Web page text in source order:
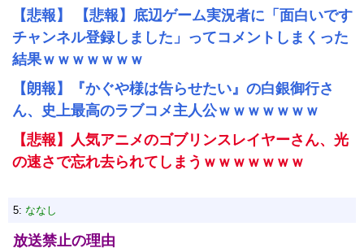
【悲報】 【悲報】底辺ゲーム実況者に「面白いです
チャンネル登録しました」ってコメントしまくった
結果ｗｗｗｗｗｗｗ
【朗報】『かぐや様は告らせたい』の白銀御行さ
ん、史上最高のラブコメ主人公ｗｗｗｗｗｗｗ
【悲報】人気アニメのゴブリンスレイヤーさん、光
の速さで忘れ去られてしまうｗｗｗｗｗｗｗ
5: ななし
放送禁止の理由